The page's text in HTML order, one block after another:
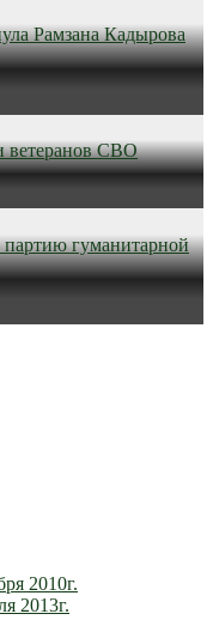
Рамзана Кадырова
ветеранов СВО
гуманитарной
2010г.
2013г.